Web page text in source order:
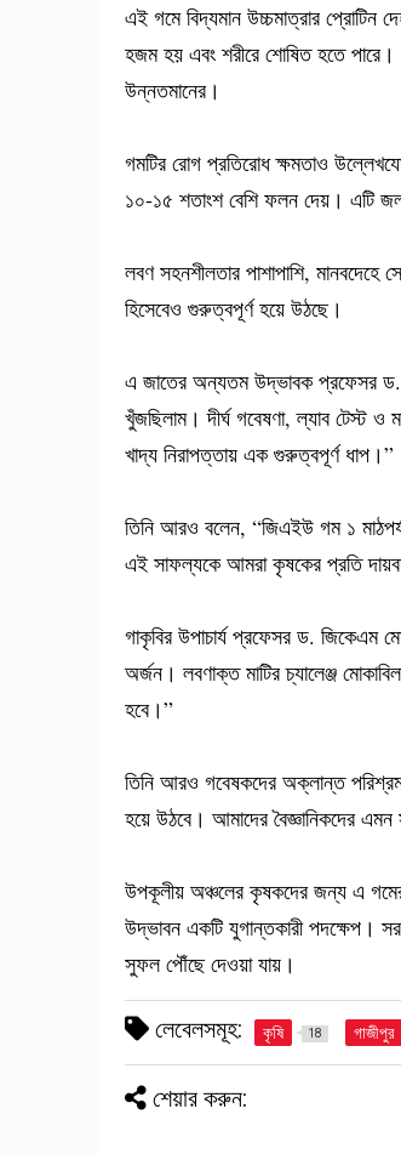
এই গমে বিদ্যমান উচ্চমাত্রার প্রোটিন
হজম হয় এবং শরীরে শোষিত হতে পারে।
উন্নতমানের।
গমটির রোগ প্রতিরোধ ক্ষমতাও
১০-১৫ শতাংশ বেশি ফলন দেয়। এটি
লবণ সহনশীলতার পাশাপাশি, মানবদেহে
হিসেবেও গুরুত্বপূর্ণ হয়ে উঠছে।
এ জাতের অন্যতম উদ্ভাবক প্রফেসর ড.
খুঁজছিলাম। দীর্ঘ গবেষণা, ল্যাব টেস্ট
খাদ্য নিরাপত্তায় এক গুরুত্বপূর্ণ ধাপ।”
তিনি আরও বলেন, “জিএইউ গম ১
এই সাফল্যকে আমরা কৃষকের প্রতি
গাকৃবির উপাচার্য প্রফেসর ড.
অর্জন। লবণাক্ত মাটির চ্যালেঞ্জ
হবে।”
তিনি আরও গবেষকদের অক্লান্ত
হয়ে উঠবে। আমাদের বৈজ্ঞানিকদের
উপকূলীয় অঞ্চলের কৃষকদের জন্য এ গমের
উদ্ভাবন একটি যুগান্তকারী পদক্ষেপ।
সুফল পৌঁছে দেওয়া যায়।
লেবেলসমূহ: কৃষি 18 গাজীপুর
শেয়ার করুন: